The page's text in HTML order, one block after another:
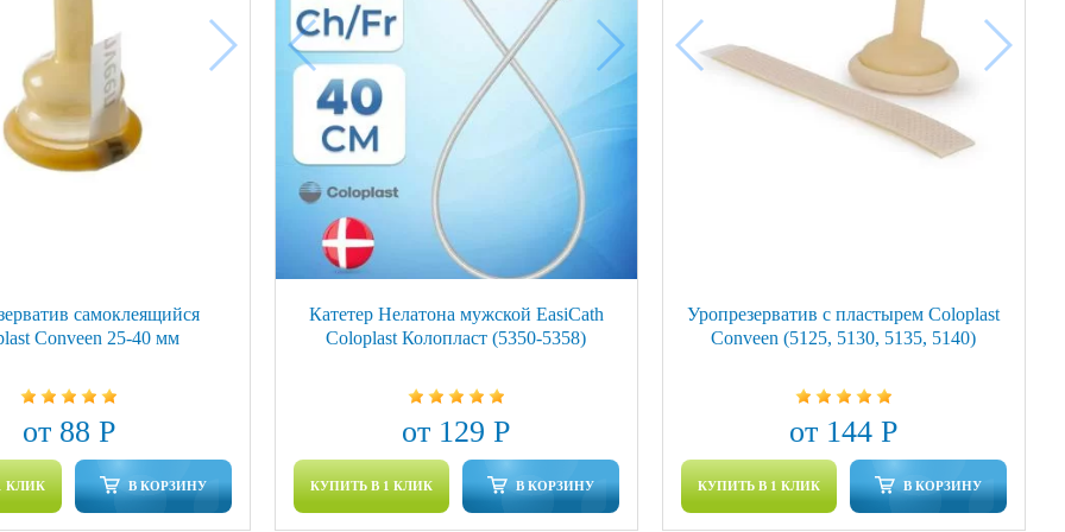
самоклеящийся
Conveen 25-40 мм
от 88 Р
КЛИК В КОРЗИНУ
Катетер Нелатона мужской EasiCath
Coloplast Колопласт (5350-5358)
от 129 Р
КУПИТЬ В 1 КЛИК В КОРЗИНУ
Уропрезерватив с пластырем Coloplast
Conveen (5125, 5130, 5135, 5140)
от 144 Р
КУПИТЬ В 1 КЛИК В КОРЗИНУ